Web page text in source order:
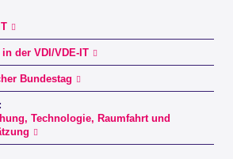
der VDI/VDE-IT
Bundestag
Technologie, Raumfahrt und